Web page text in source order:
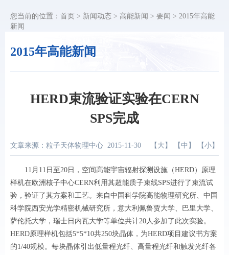
2015年高能新闻
您当前的位置： 首页 > 新闻动态 > 高能新闻 > 要闻 > 2015年高能
新闻
HERD束流验证实验在CERN
SPS完成
文章来源：粒子天体物理中心 2015-11-30 【 大 】 【 中 】 【 小 】
11 月 11 日至20 日，空间高能宇宙辐射探测设施（HERD）原理
样机在欧洲核子中心CERN利用其超能质子束线SPS进行了束流试
验，验证了其方案和工艺。来自中国科学院高能物理研究所、中国
科学院西安光学精密机械研究所，意大利佩鲁贾大学、巴里大学、
萨伦托大学，瑞士日内瓦大学等单位共计20人参加了此次实验。
HERD原理样机包括5*5*10共250块晶体，为HERD项目建议书方案
的1/40规模。每块晶体引出低量程光纤、高量程光纤和触发光纤各